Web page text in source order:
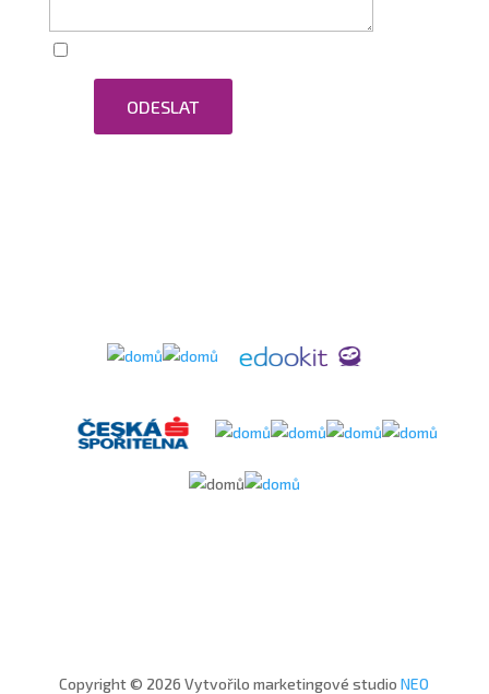
ODESLAT
Copyright © 2026 Vytvořilo marketingové studioNEO